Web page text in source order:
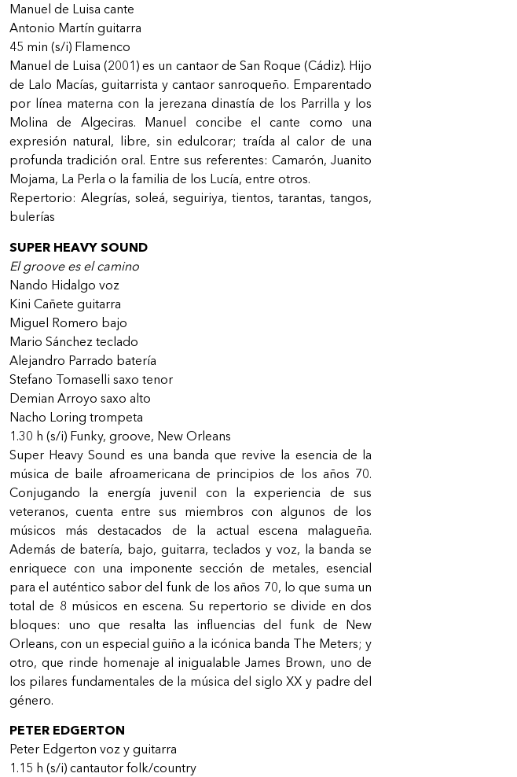
Manuel de Luisa cante
Antonio Martín guitarra
45 min (s/i) Flamenco
Manuel de Luisa (2001) es un cantaor de San Roque (Cádiz). Hijo
de Lalo Macías, guitarrista y cantaor sanroqueño. Emparentado
por línea materna con la jerezana dinastía de los Parrilla y los
Molina de Algeciras. Manuel concibe el cante como una
expresión natural, libre, sin edulcorar; traída al calor de una
profunda tradición oral. Entre sus referentes: Camarón, Juanito
Mojama, La Perla o la familia de los Lucía, entre otros.
Repertorio: Alegrías, soleá, seguiriya, tientos, tarantas, tangos,
bulerías
SUPER HEAVY SOUND
El groove es el camino
Nando Hidalgo voz
Kini Cañete guitarra
Miguel Romero bajo
Mario Sánchez teclado
Alejandro Parrado batería
Stefano Tomaselli saxo tenor
Demian Arroyo saxo alto
Nacho Loring trompeta
1.30 h (s/i) Funky, groove, New Orleans
Super Heavy Sound es una banda que revive la esencia de la
música de baile afroamericana de principios de los años 70.
Conjugando la energía juvenil con la experiencia de sus
veteranos, cuenta entre sus miembros con algunos de los
músicos más destacados de la actual escena malagueña.
Además de batería, bajo, guitarra, teclados y voz, la banda se
enriquece con una imponente sección de metales, esencial
para el auténtico sabor del funk de los años 70, lo que suma un
total de 8 músicos en escena. Su repertorio se divide en dos
bloques: uno que resalta las influencias del funk de New
Orleans, con un especial guiño a la icónica banda The Meters; y
otro, que rinde homenaje al inigualable James Brown, uno de
los pilares fundamentales de la música del siglo XX y padre del
género.
PETER EDGERTON
Peter Edgerton voz y guitarra
1.15 h (s/i) cantautor folk/country